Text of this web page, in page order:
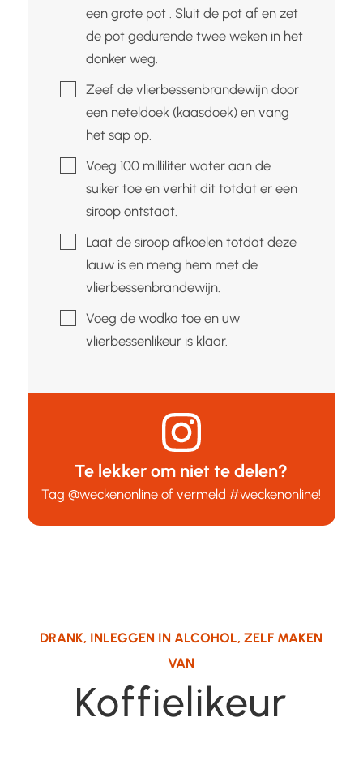
een grote pot . Sluit de pot af en zet
de pot gedurende twee weken in het
donker weg.
▢
Zeef de vlierbessenbrandewijn door
een neteldoek (kaasdoek) en vang
het sap op.
▢Voeg 100 milliliter water aan de
suiker toe en verhit dit totdat er een
siroop ontstaat.
▢Laat de siroop afkoelen totdat deze
lauw is en meng hem met de
vlierbessenbrandewijn.
▢Voeg de wodka toe en uw
vlierbessenlikeur is klaar.
Te lekker om niet te delen?
Tag@weckenonline of vermeld#weckenonline!
DRANK, INLEGGEN IN ALCOHOL,ZELF MAKEN
VAN
Koffielikeur